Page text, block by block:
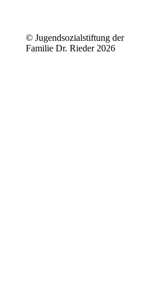
© Jugendsozialstiftung der
Familie Dr. Rieder 2026